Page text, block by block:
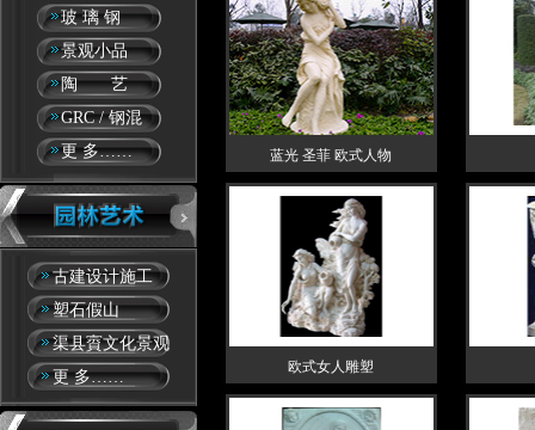
玻 璃 钢
景观小品
陶 艺
GRC / 钢混
更 多……
古建设计施工
塑石假山
渠县賨文化景观
更 多……
蓝光 圣菲 欧式人物
欧式女人雕塑